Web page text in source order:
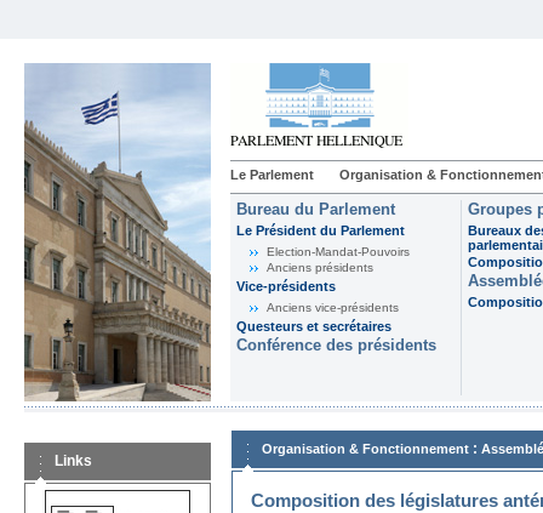
Le Parlement Organisation &
Bureau du Parlement
Le Président du Parlement
Election-Mandat-Pouvoirs
Anciens présidents
Vice-présidents
Anciens vice-présidents
Questeurs et secrétaires
Conférence des présidents
Groupes
Bureaux
Links
Organisation & Fonctionnement :
Composition des législatures